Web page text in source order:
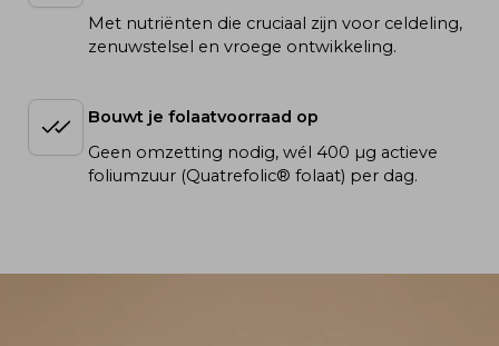
Bouwt je folaatvoorraad op
Geen omzetting nodig, wél 400 µg actieve
foliumzuur (Quatrefolic® folaat) per dag.
Met nutriënten die cruciaal zijn voor celdeling,
zenuwstelsel en vroege ontwikkeling.